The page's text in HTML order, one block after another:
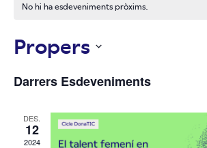
No hi ha esdeveniments pròxims.
Propers
una
Darrers Esdeveniments
DES.
12
2024